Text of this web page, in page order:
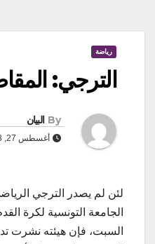
رياضة
الترجي:
By البيان
أغسطس 27, 2023
لئن لم يصدر الترجي
الجامعة التونسية لكرة
السبت، فإن هيئته نشرت